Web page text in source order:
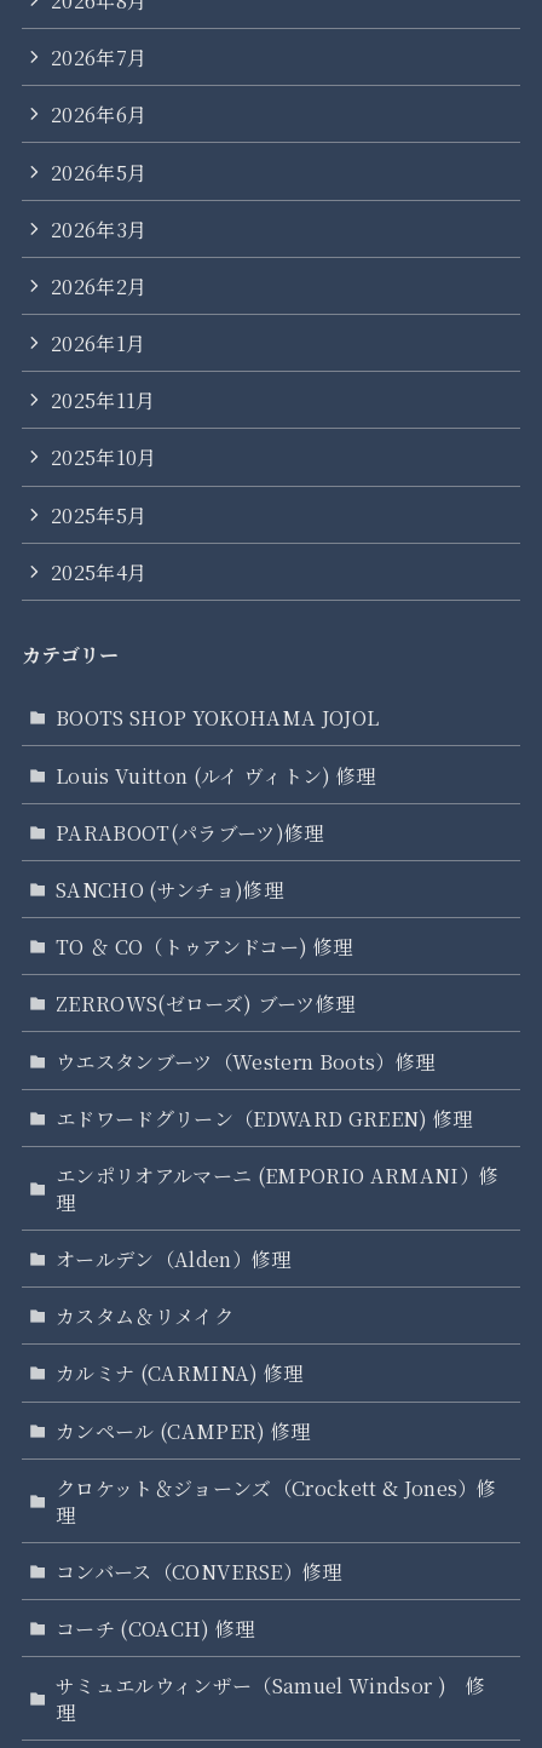
2026年7月
2026年6月
2026年5月
2026年3月
2026年2月
2026年1月
2025年11月
2025年10月
2025年5月
2025年4月
カテゴリー
BOOTS SHOP YOKOHAMA JOJOL
Louis Vuitton (ルイ ヴィトン) 修理
PARABOOT(パラブーツ)修理
SANCHO (サンチョ)修理
TO ＆ CO（トゥアンドコー) 修理
ZERROWS(ゼローズ) ブーツ修理
ウエスタンブーツ（Western Boots）修理
エドワードグリーン（EDWARD GREEN) 修理
エンポリオアルマーニ (EMPORIO ARMANI）修
理
オールデン（Alden）修理
カスタム＆リメイク
カルミナ (CARMINA) 修理
カンペール (CAMPER) 修理
クロケット＆ジョーンズ（Crockett & Jones）修
理
コンバース（CONVERSE）修理
コーチ (COACH) 修理
サミュエルウィンザー（Samuel Windsor ) 修
理